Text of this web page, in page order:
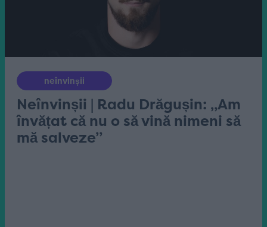
neînvinșii
Neînvinșii | Radu Drăgușin: „Am
învățat că nu o să vină nimeni să
mă salveze”